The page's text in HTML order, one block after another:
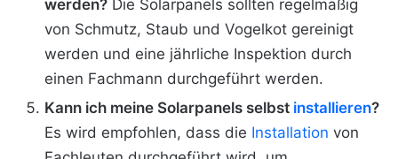
werden? Die Solarpanels sollten regelmäßig
von Schmutz, Staub und Vogelkot gereinigt
werden und eine jährliche Inspektion durch
einen Fachmann durchgeführt werden.
Kann ich meine Solarpanels selbst installieren?
Es wird empfohlen, dass die Installation von